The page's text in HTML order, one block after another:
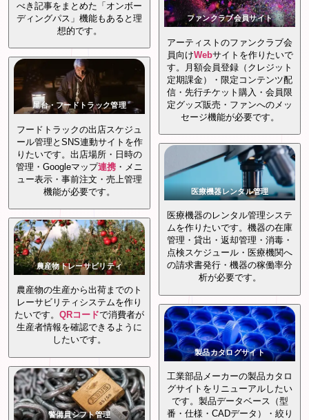
べき記事をまとめた「オンボー
ディングパス」機能もあると理
想的です。
屋台・フードトラック管理
フードトラックの出店スケジュ
ール管理とSNS連動サイトを作
りたいです。出店場所・日時の
管理・Googleマップ連携 ・メニ
ュー表示・事前注文・売上管理
機能が必要です。
農産物トレーサビリティ
農産物の生産から出荷までのト
レーサビリティシステムを作り
たいです。 QRコードで消費者が
生産者情報を確認できるように
したいです。
警備員シフト管理
ファンクラブ会員サイト
アーティストのファンクラブ会
員向けWebサイトを作りたいで
す。月額会員登録（クレジット
定期課金）・限定コンテンツ配
信・先行チケット購入・会員限
定グッズ販売・ファンへのメッ
セージ機能が必要です。
医療機器レンタル管理
医療機器のレンタル管理システ
ムを作りたいです。機器の在庫
管理・貸出・返却管理・消毒・
点検スケジュール・医療機関へ
の請求書発行・機器の稼働率分
析が必要です。
製品カタログサイト
工業部品メーカーの製品カタロ
グサイトをリニューアルしたい
です。製品データベース（型
番・仕様・CADデータ）・絞り